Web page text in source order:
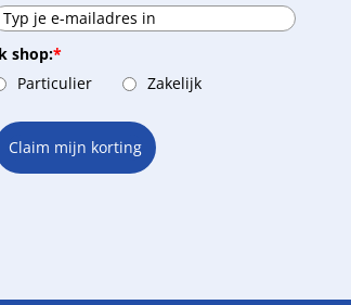
shop:*
Particulier
Zakelijk
Claim mijn korting